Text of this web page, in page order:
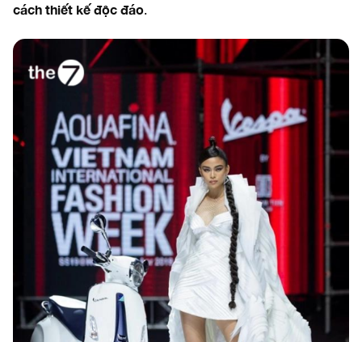
cách thiết kế độc đáo.